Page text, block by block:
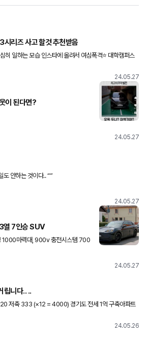
리즈 사고 할것 추천받음
하는 모습 인스타에 올려서 여심폭격⭐️ 대학캠퍼스
니스 통화하는척하면서 여심저격🤤 헌팅포차가서
24.05.27
이 된다면?
24.05.27
도 안하는 것이다.. “”
24.05.27
열 7인승 SUV
충전시스템 700
은 3억원도 넘길수있음.
24.05.27
립니다.. ..
파트
레이 23년식 (현금일시불) 차량유지비 월 12만원(보험료,오일
24.05.26